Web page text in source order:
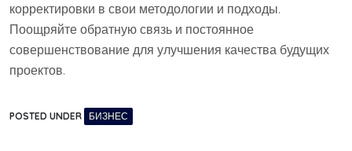
корректировки в свои методологии и подходы.
Поощряйте обратную связь и постоянное
совершенствование для улучшения качества будущих
проектов.
POSTED UNDER БИЗНЕС